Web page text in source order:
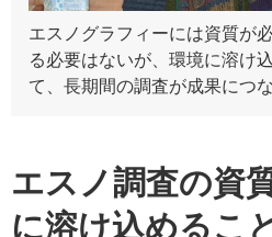
エスノグラフィーには資質が
る必要はないが、環境に溶け
て、長期間の調査が成果につな
エスノ調査の資
に溶け込めるこ